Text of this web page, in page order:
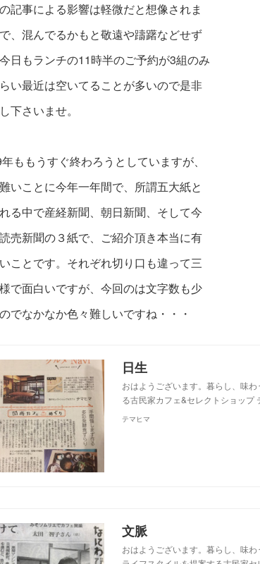
記事による影響は軽微だと想像されま
、混んでるかもと敬遠や躊躇などせず
日もランチの11時半のご予約が3組のみ
い最近は空いてることが多いので是非
下さいませ。
ももうすぐ終わろうとしていますが、
いことに今年一年間で、所謂五大紙と
る中で産経新聞、朝日新聞、そして今
売新聞の３紙で、ご紹介頂き本当に有
ことです。それぞれ切り口も違って三
で面白いですが、今回のは文字数も少
でなかなか色々難しいですね・・・
日生
おはようございます。暮らし、味
る古民家カフェ&セレクトショップ
テマヒマ
文脈
おはようございます。暮らし、味